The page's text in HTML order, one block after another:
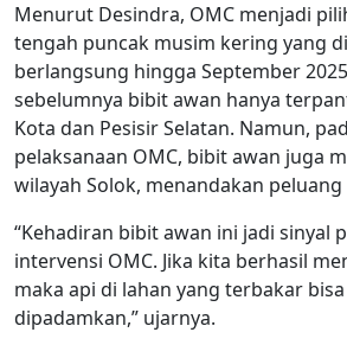
Menurut Desindra, OMC menjadi
tengah puncak musim kering yang
berlangsung hingga September
sebelumnya bibit awan hanya
Kota dan Pesisir Selatan. Namun,
pelaksanaan OMC, bibit awan juga
wilayah Solok, menandakan
“Kehadiran bibit awan ini jadi sinyal
intervensi OMC. Jika kita berhasil
maka api di lahan yang terbakar
dipadamkan,” ujarnya.